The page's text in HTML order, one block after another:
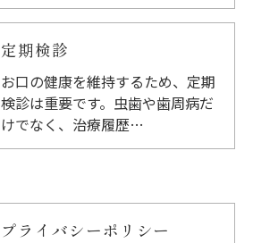
定期検診
お口の健康を維持するため、定期
検診は重要です。虫歯や歯周病だ
けでなく、治療履歴…
プライバシーポリシー